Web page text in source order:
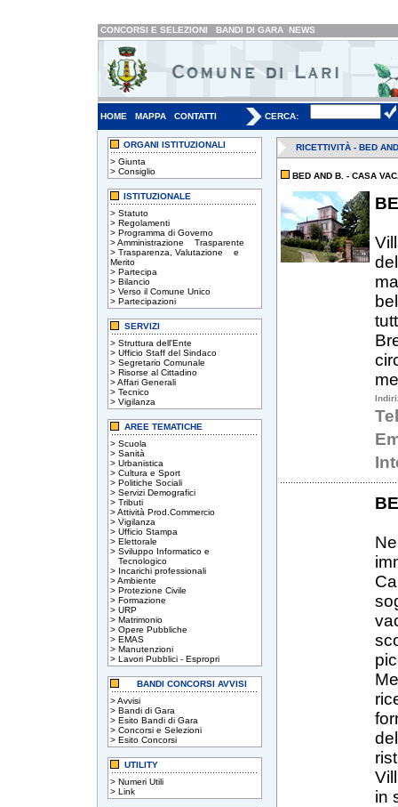
CONCORSI E SELEZIONI BANDI DI GARA NEWS
HOME MAPPA CONTATTI CERCA:
ORGANI ISTITUZIONALI
> Giunta
> Consiglio
ISTITUZIONALE
> Statuto
> Regolamenti
> Programma di Governo
>Amministrazione Trasparente
> Trasparenza, Valutazione e
Merito
> Partecipa
> Bilancio
> Verso il Comune Unico
> Partecipazioni
SERVIZI
> Struttura dell'Ente
> Ufficio Staff del Sindaco
> Segretario Comunale
> Risorse al Cittadino
>Affari Generali
> Tecnico
> Vigilanza
AREE TEMATICHE
> Scuola
> Sanità
> Urbanistica
> Cultura e Sport
> Politiche Sociali
> Servizi Demografici
> Tributi
>Attività Prod.Commercio
> Vigilanza
> Ufficio Stampa
> Elettorale
> Sviluppo Informatico e
Tecnologico
> Incarichi professionali
>Ambiente
> Protezione Civile
> Formazione
> URP
> Matrimonio
> Opere Pubbliche
> EMAS
> Manutenzioni
> Lavori Pubblici - Espropri
BANDI CONCORSI AVVISI
>Avvisi
> Bandi di Gara
> Esito Bandi di Gara
> Concorsi e Selezioni
> Esito Concorsi
UTILITY
> Numeri Utili
> Link
RICETTIVITÀ - BED
BED AND B. - CASA
in